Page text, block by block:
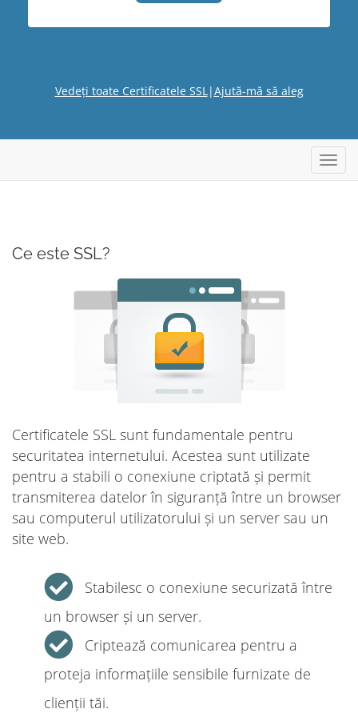
Vedeți toate Certificatele SSL |Ajută-mă să aleg
Ce este SSL?
Certificatele SSL sunt fundamentale pentru
securitatea internetului. Acestea sunt utilizate
pentru a stabili o conexiune criptată și permit
transmiterea datelor în siguranță între un browser
sau computerul utilizatorului și un server sau un
site web.
Stabilesc o conexiune securizată între
un browser și un server.
Criptează comunicarea pentru a
proteja informațiile sensibile furnizate de
clienții tăi.